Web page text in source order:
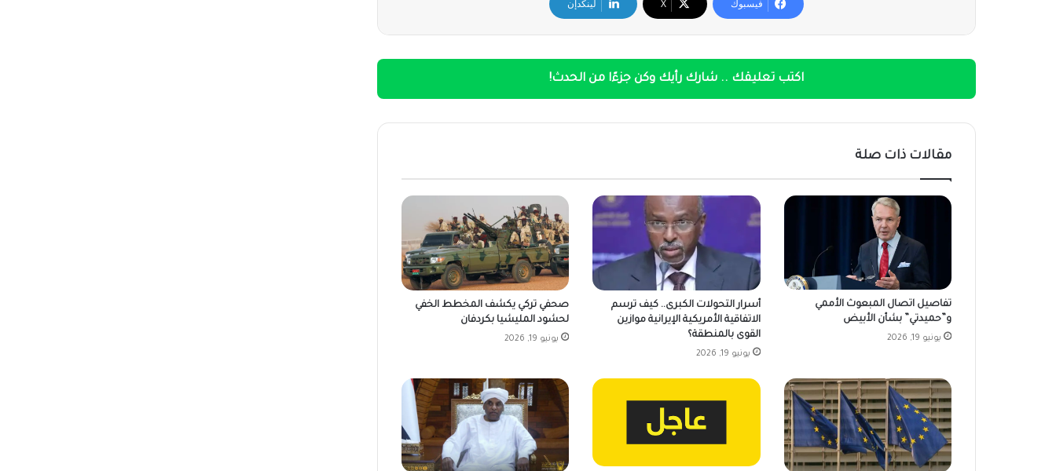
فيسبوك ‫X لينكدإن
اكتب تعليقك .. شارك رأيك وكن جزءًا من الحدث!
مقالات ذات صلة
تفاصيل اتصال المبعوث الأممي
و”حميدتي” بشأن الأبيض
يونيو 19, 2026
أسرار التحولات الكبرى.. كيف ترسم
الاتفاقية الأمريكية الإيرانية موازين
القوى بالمنطقة؟
يونيو 19, 2026
صحفي تركي يكشف المخطط الخفي
لحشود المليشيا بكردفان
يونيو 19, 2026